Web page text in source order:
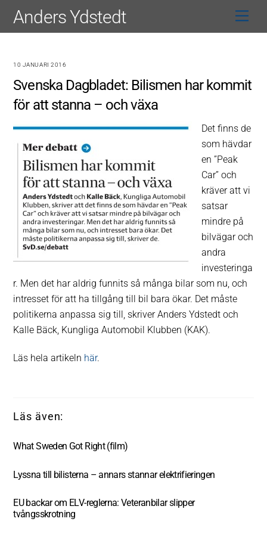
Anders Ydstedt
10 JANUARI 2016
Svenska Dagbladet: Bilismen har kommit
för att stanna – och växa
Det finns de
som hävdar
en ”Peak
Car” och
kräver att vi
satsar
mindre på
bilvägar och
andra
investeringa
r. Men det har aldrig funnits så många bilar som nu, och
intresset för att ha tillgång till bil bara ökar. Det måste
politikerna anpassa sig till, skriver Anders Ydstedt och
Kalle Bäck, Kungliga Automobil Klubben (KAK).
Läs hela artikeln här.
What Sweden Got Right (film)
Lyssna till bilisterna – annars stannar elektrifieringen
EU backar om ELV-reglerna: Veteranbilar slipper
tvångsskrotning